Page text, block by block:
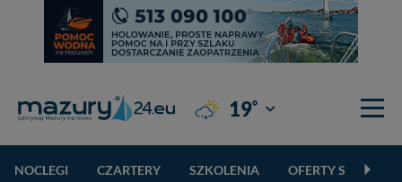
19° Giżycko
NOCLEGI CZARTERY SZKOLENIA OFERTY